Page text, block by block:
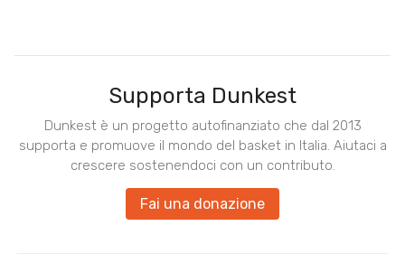
Supporta Dunkest
Dunkest è un progetto autofinanziato che dal 2013
supporta e promuove il mondo del basket in Italia. Aiutaci a
crescere sostenendoci con un contributo.
Fai una donazione